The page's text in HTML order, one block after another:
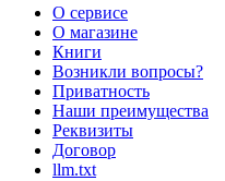
О сервисе
О магазине
Книги
Возникли вопросы?
Приватность
Наши преимущества
Реквизиты
Договор
llm.txt